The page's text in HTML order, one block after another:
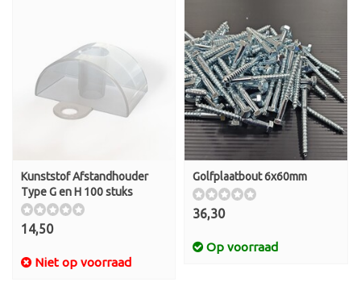
Kunststof Afstandhouder
Type G en H 100 stuks
14,50
Niet op voorraad
Golfplaatbout 6x60mm
36,30
Op voorraad